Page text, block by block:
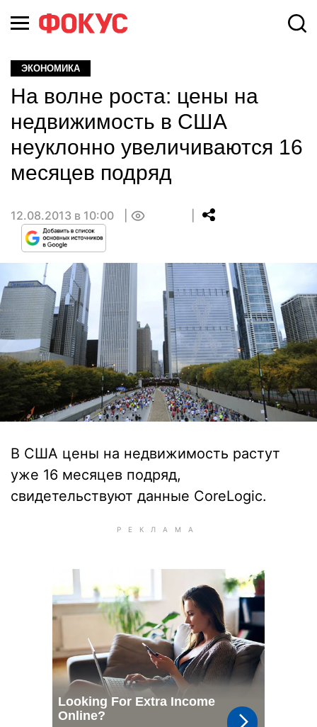
ЭКОНОМИКА
На волне роста: цены на
недвижимость в США
неуклонно увеличиваются 16
месяцев подряд
12.08.2013 в 10:00
В США цены на недвижимость растут
уже 16 месяцев подряд,
свидетельствуют данные CoreLogic.